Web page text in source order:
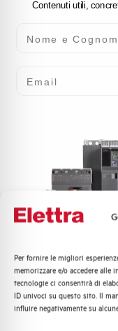
Per fornire le migliori
memorizzare e/o accedere alle
tecnologie ci consentirà di
ID univoci su questo sito. Il
influire negativamente su
Gamma
controllo
Contenuti utili,
Quali argomenti
Distribuzione
Automazione